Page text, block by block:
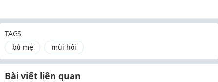
TAGS
bú mẹ
mùi hôi
Bài viết liên quan